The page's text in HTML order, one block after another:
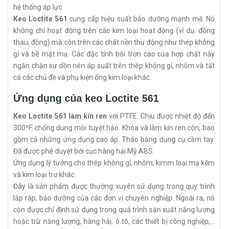
hệ thống áp lực
Keo Loctite 561 cung cấp hiệu suất bảo dưỡng mạnh mẽ. Nó
không chỉ hoạt động trên các kim loại hoạt động (ví dụ: đồng
thau, đồng) mà còn trên các chất nền thụ động như thép không
gỉ và bề mặt mạ. Các đặc tính bôi trơn cao của hợp chất này
ngăn chặn sự dồn nén áp suất trên thép không gỉ, nhôm và tất
cả các chủ đề và phụ kiện ống kim loại khác.
Ứng dụng của keo Loctite 561
Keo Loctite 561 làm kín ren với PTFE: Chịu được nhiệt độ đến
300ºF chống dung môi tuyệt hảo. Khóa và làm kín ren côn, bao
gồm cả những ứng dụng cao áp. Tháo bằng dụng cụ cầm tay.
Đã được phê duyệt bởi cục hàng hải Mỹ ABS.
Ứng dụng lý tưởng cho thép không gỉ, nhôm, kimm loại mạ kẽm
và kim loại trơ khác.
Đây là sản phẩm được thường xuyên sử dụng trong quy trình
lắp ráp, bảo dưỡng của các đơn vị chuyên nghiệp. Ngoài ra, nó
còn được chỉ định sử dụng trong quá trình sản xuất năng lượng
hoặc trữ năng lượng, hàng hải, ô tô, các thiết bị công nghiệp,…